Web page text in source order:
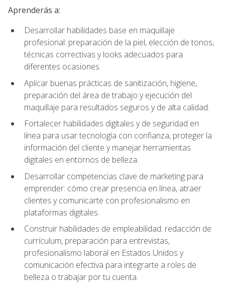
Aprenderás a:
Desarrollar habilidades base en maquillaje
profesional: preparación de la piel, elección de tonos,
técnicas correctivas y looks adecuados para
diferentes ocasiones.
Aplicar buenas prácticas de sanitización, higiene,
preparación del área de trabajo y ejecución del
maquillaje para resultados seguros y de alta calidad.
Fortalecer habilidades digitales y de seguridad en
línea para usar tecnología con confianza, proteger la
información del cliente y manejar herramientas
digitales en entornos de belleza.
Desarrollar competencias clave de marketing para
emprender: cómo crear presencia en línea, atraer
clientes y comunicarte con profesionalismo en
plataformas digitales.
Construir habilidades de empleabilidad: redacción de
currículum, preparación para entrevistas,
profesionalismo laboral en Estados Unidos y
comunicación efectiva para integrarte a roles de
belleza o trabajar por tu cuenta.